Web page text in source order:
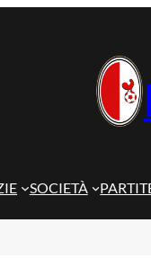
SOCIETÀ